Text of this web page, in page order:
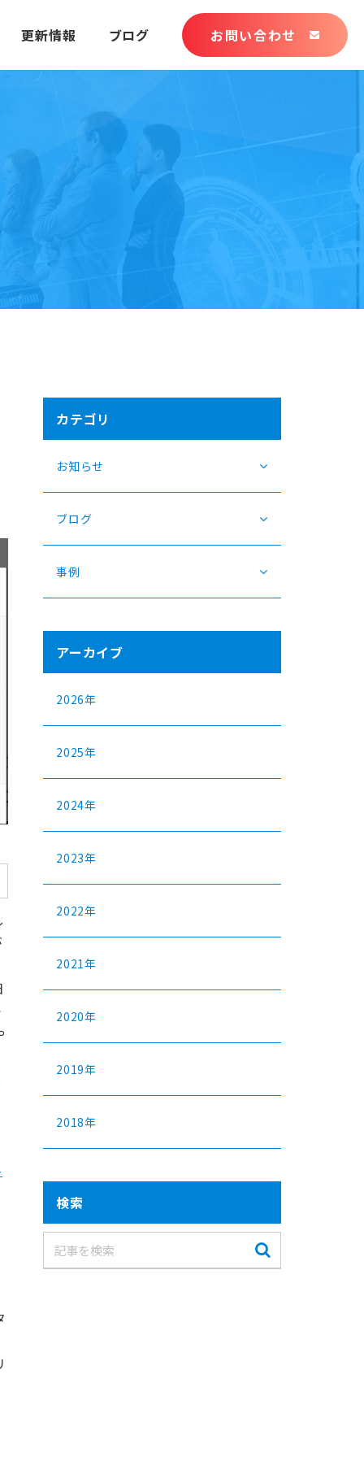
更新情報 ブログ お問い合わせ
カテゴリ
お知らせ
ブログ
事例
アーカイブ
2026年
2025年
2024年
2023年
2022年
2021年
2020年
2019年
2018年
検索